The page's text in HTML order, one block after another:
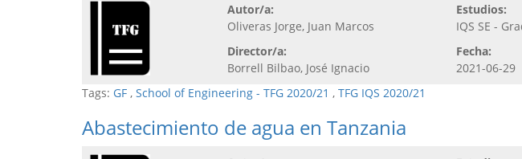
Autor/a:
Oliveras Jorge, Juan Marcos
Director/a:
Borrell Bilbao, José Ignacio
Estudios:
IQS SE -
Fecha:
2021-06-29
Tags: GF , School of Engineering - TFG 2020/21 , TFG IQS 2020/21
Abastecimiento de agua en Tanzania